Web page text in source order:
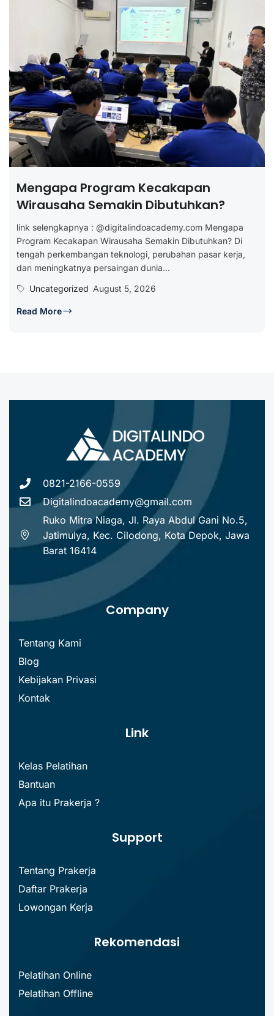
Mengapa Program Kecakapan
Wirausaha Semakin Dibutuhkan?
link selengkapnya : @digitalindoacademy.com Mengapa
Program Kecakapan Wirausaha Semakin Dibutuhkan? Di
tengah perkembangan teknologi, perubahan pasar kerja,
dan meningkatnya persaingan dunia...
Uncategorized August 5, 2026
Read More
0821-2166-0559
Digitalindoacademy@gmail.com
Ruko Mitra Niaga, Jl. Raya Abdul Gani No.5,
Jatimulya, Kec. Cilodong, Kota Depok, Jawa
Barat 16414
Company
Tentang Kami
Blog
Kebijakan Privasi
Kontak
Link
Kelas Pelatihan
Bantuan
Apa itu Prakerja ?
Support
Tentang Prakerja
Daftar Prakerja
Lowongan Kerja
Rekomendasi
Pelatihan Online
Pelatihan Offline